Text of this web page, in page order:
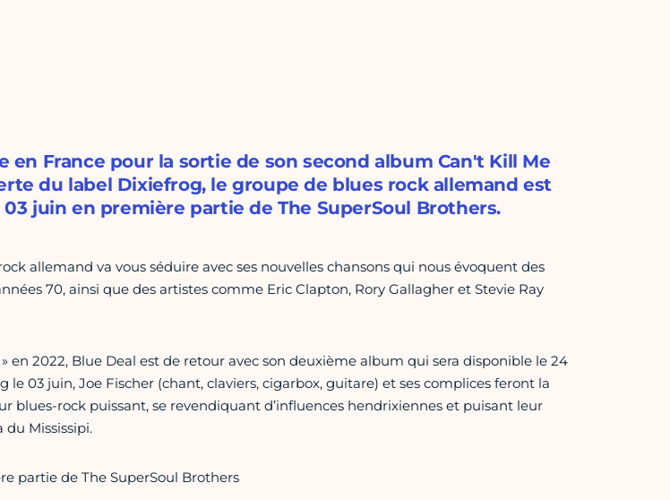
en France pour la sortie de son second album Can't Kill Me
du label Dixiefrog, le groupe de blues rock allemand est
juin en première partie de The SuperSoul Brothers.
allemand va vous séduire avec ses nouvelles chansons qui nous évoquent des
70, ainsi que des artistes comme Eric Clapton, Rory Gallagher et Stevie Ray
en 2022, Blue Deal est de retour avec son deuxième album qui sera disponible le 24
le 03 juin, Joe Fischer (chant, claviers, cigarbox, guitare) et ses complices feront la
blues-rock puissant, se revendiquant d’influences hendrixiennes et puisant leur
Mississipi.
partie de The SuperSoul Brothers